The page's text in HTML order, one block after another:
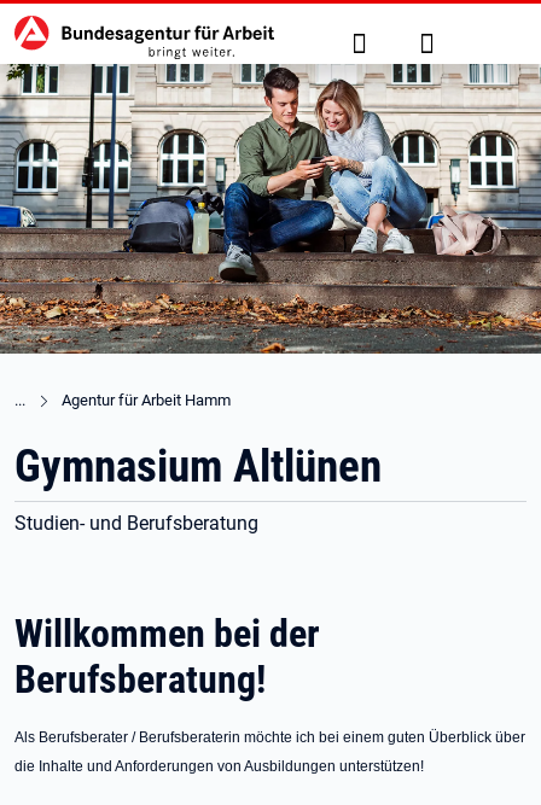
zu den Hauptinhalten springen
Hauptnavigation Suche Anmelden
Agentur für Arbeit Hamm
Gymnasium Altlünen
Studien- und Berufsberatung
Willkommen bei der
Berufsberatung!
Als Berufsberater / Berufsberaterin möchte ich bei einem guten Überblick über
die Inhalte und Anforderungen von Ausbildungen unterstützen!